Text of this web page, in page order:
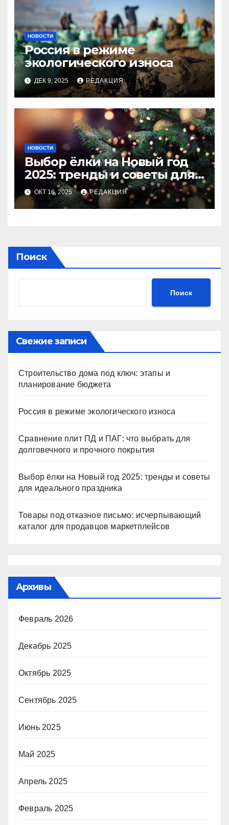
НОВОСТИ
Россия в режиме
экологического износа
ДЕК 9, 2025 РЕДАКЦИЯ
НОВОСТИ
Выбор ёлки на Новый год
2025: тренды и советы для
идеального праздника
ОКТ 16, 2025 РЕДАКЦИЯ
Поиск
Поиск
Свежие записи
Строительство дома под ключ: этапы и
планирование бюджета
Россия в режиме экологического износа
Сравнение плит ПД и ПАГ: что выбрать для
долговечного и прочного покрытия
Выбор ёлки на Новый год 2025: тренды и советы
для идеального праздника
Товары под отказное письмо: исчерпывающий
каталог для продавцов маркетплейсов
Архивы
Февраль 2026
Декабрь 2025
Октябрь 2025
Сентябрь 2025
Июнь 2025
Май 2025
Апрель 2025
Февраль 2025